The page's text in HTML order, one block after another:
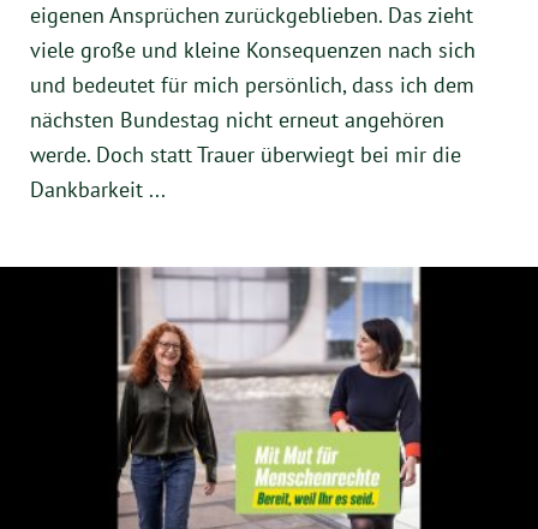
Twitter
YouTube
Facebook
eigenen Ansprüchen zurückgeblieben. Das zieht
viele große und kleine Konsequenzen nach sich
und bedeutet für mich persönlich, dass ich dem
nächsten Bundestag nicht erneut angehören
werde. Doch statt Trauer überwiegt bei mir die
Dankbarkeit ...